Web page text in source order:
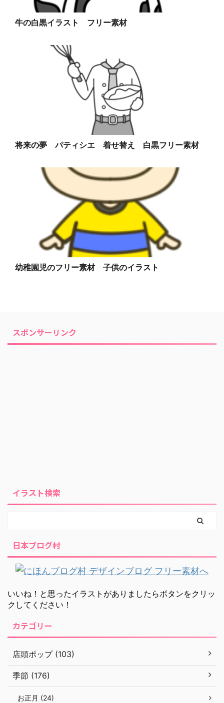
牛の白黒イラスト フリー素材
将来の夢 パティシエ 着せ替え 白黒フリー素材
幼稚園児のフリー素材 子供のイラスト
スポンサーリンク
イラスト検索
日本ブログ村
いいね！と思ったイラストがありましたらボタンをクリッ
クしてください！
カテゴリー
店頭ポップ (103)
季節 (176)
お正月 (24)